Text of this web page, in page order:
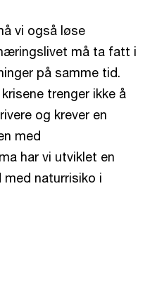
vi også løse
må ta fatt i
på samme tid.
trenger ikke å
og krever en
med
har vi utviklet en
med naturrisiko i